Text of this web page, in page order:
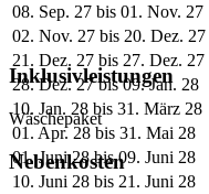
08. Sep. 27 bis 01. Nov. 27
02. Nov. 27 bis 20. Dez. 27
21. Dez. 27 bis 27. Dez. 27
28. Dez. 27 bis 09. Jan. 28
10. Jan. 28 bis 31. März 28
01. Apr. 28 bis 31. Mai 28
01. Juni 28 bis 09. Juni 28
10. Juni 28 bis 21. Juni 28
Inklusivleistungen
Wäschepaket
Nebenkosten